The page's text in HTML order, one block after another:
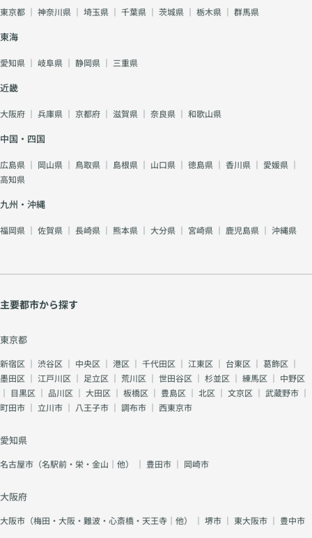
東京都 ｜ 神奈川県 ｜ 埼玉県 ｜ 千葉県 ｜ 茨城県 ｜ 栃木県 ｜ 群馬県
東海
愛知県 ｜ 岐阜県 ｜ 静岡県 ｜ 三重県
近畿
大阪府 ｜ 兵庫県 ｜ 京都府 ｜ 滋賀県 ｜ 奈良県 ｜ 和歌山県
中国・四国
広島県 ｜ 岡山県 ｜ 鳥取県 ｜ 島根県 ｜ 山口県 ｜ 徳島県 ｜ 香川県 ｜ 愛媛県 ｜
高知県
九州・沖縄
福岡県 ｜ 佐賀県 ｜ 長崎県 ｜ 熊本県 ｜ 大分県 ｜ 宮崎県 ｜ 鹿児島県 ｜ 沖縄県
主要都市から探す
東京都
新宿区 ｜ 渋谷区 ｜ 中央区 ｜ 港区 ｜ 千代田区 ｜ 江東区 ｜ 台東区 ｜ 葛飾区 ｜
墨田区 ｜ 江戸川区 ｜ 足立区 ｜ 荒川区 ｜ 世田谷区 ｜ 杉並区 ｜ 練馬区 ｜ 中野区
｜ 目黒区 ｜ 品川区 ｜ 大田区 ｜ 板橋区 ｜ 豊島区 ｜ 北区 ｜ 文京区 ｜ 武蔵野市 ｜
町田市 ｜ 立川市 ｜ 八王子市 ｜ 調布市 ｜ 西東京市
愛知県
名古屋市（名駅前・栄・金山｜他） ｜ 豊田市 ｜ 岡崎市
大阪府
大阪市（梅田・大阪・難波・心斎橋・天王寺｜他） ｜ 堺市 ｜ 東大阪市 ｜ 豊中市